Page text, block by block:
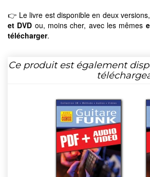
👉 Le livre est disponible en deux
et DVD ou, moins cher, avec les mêmes
télécharger.
Ce produit est également